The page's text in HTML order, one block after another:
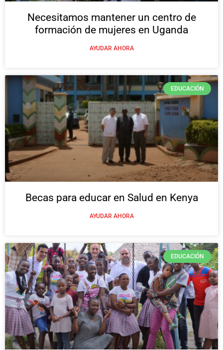
Necesitamos mantener un centro de
formación de mujeres en Uganda
AYUDAR AHORA
EDUCACIÓN
Becas para educar en Salud en Kenya
AYUDAR AHORA
EDUCACIÓN